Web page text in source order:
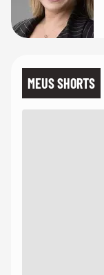
MEUS SHORTS